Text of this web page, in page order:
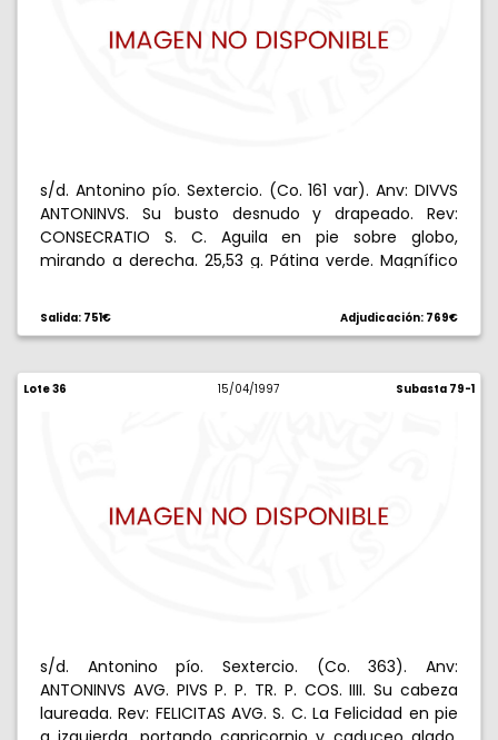
s/d. Antonino pío. Sextercio. (Co. 161 var). Anv: DIVVS
ANTONINVS. Su busto desnudo y drapeado. Rev:
CONSECRATIO S. C. Aguila en pie sobre globo,
mirando a derecha. 25,53 g. Pátina verde. Magnífico
Salida: 751€ Adjudicación: 769€
Lote 36 15/04/1997 Subasta 79-1
s/d. Antonino pío. Sextercio. (Co. 363). Anv:
ANTONINVS AVG. PIVS P. P. TR. P. COS. IIII. Su cabeza
laureada. Rev: FELICITAS AVG. S. C. La Felicidad en pie